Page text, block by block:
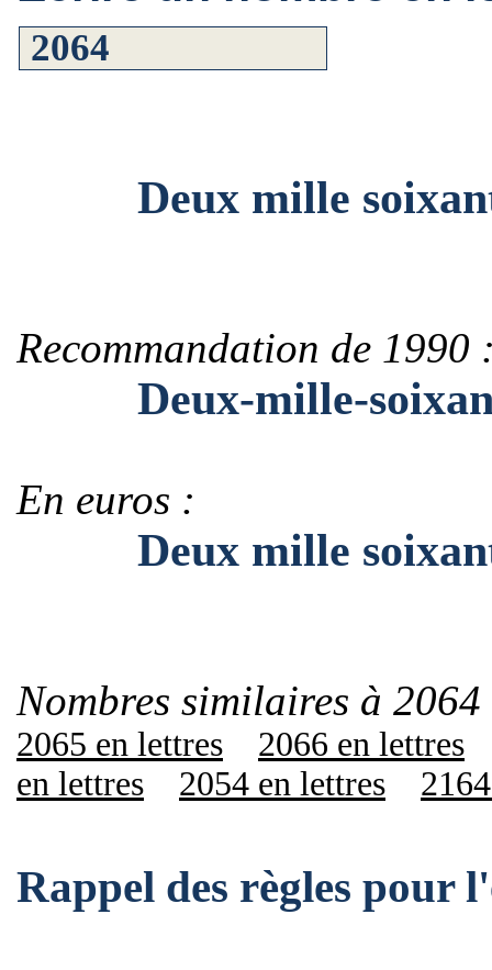
Deux mille
Recommandation de 1990
Deux-mille-
En euros :
Deux mille
Nombres similaires à
2065 en lettres
2066 en lettres
en lettres
2054 en lettres
Rappel des règles pour